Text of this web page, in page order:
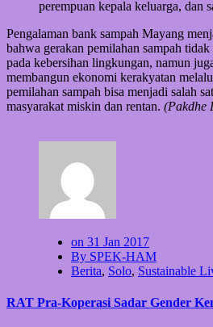
perempuan kepala keluarga, dan
Pengalaman bank sampah Mayang
bahwa gerakan pemilahan sampah
pada kebersihan lingkungan, namun
membangun ekonomi kerakyatan
pemilahan sampah bisa menjadi salah
masyarakat miskin dan rentan. (Pakdhe
on 31 Jan 2017
By SPEK-HAM
Berita, Solo, Sustainable
RAT Pra-Koperasi Sadar Gender